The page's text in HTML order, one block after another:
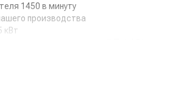
1450 в минуту
производства
кВт
2SN-06, 450 бар, 30 м
форсунка 25045